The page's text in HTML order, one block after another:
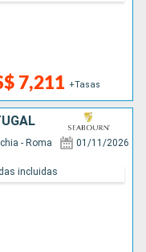
7,211 +Tasas
- Roma 01/11/2026
incluidas